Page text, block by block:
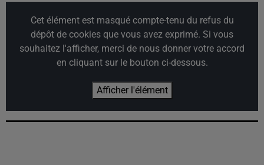
Cet élément est masqué compte-tenu du refus du
dépôt de cookies que vous avez exprimé. Si vous
souhaitez l'afficher, merci de nous donner votre accord
en cliquant sur le bouton ci-dessous.
Afficher l'élément